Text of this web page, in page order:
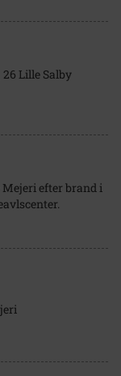
Lille Salby
Mejeri efter brand i